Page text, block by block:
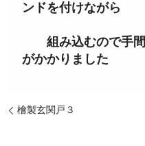
ンドを付けながら
組み込むので手間
がかかりました
檜製玄関戸３